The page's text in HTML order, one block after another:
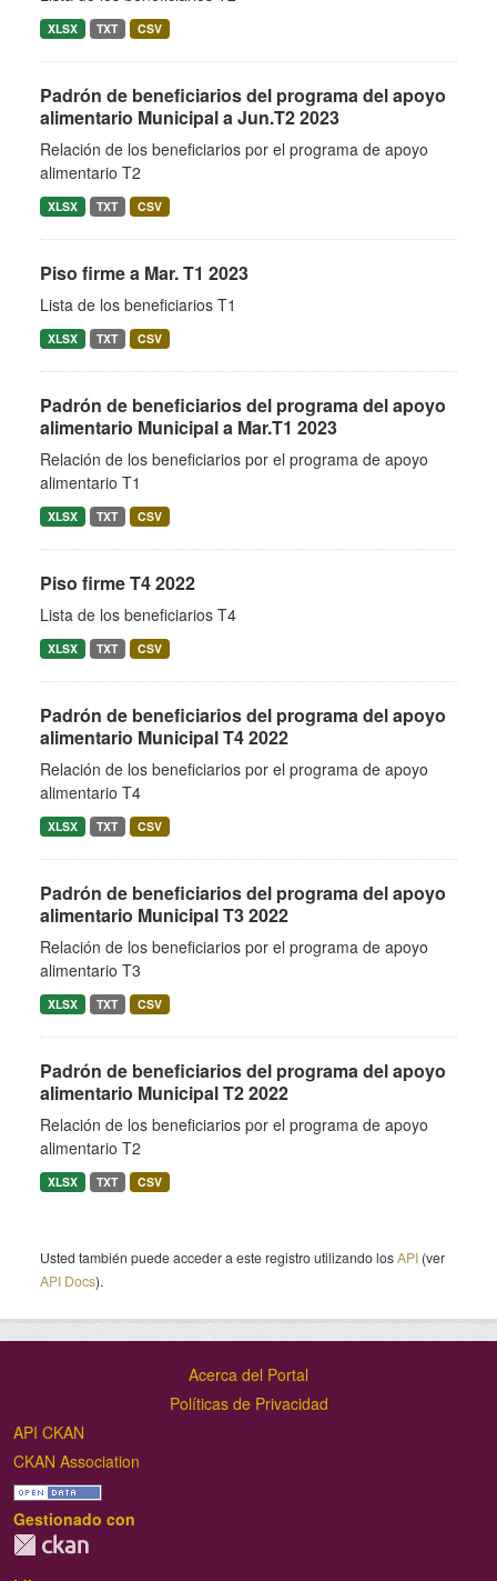
XLSX TXT CSV
Padrón de beneficiarios del programa del apoyo
alimentario Municipal a Jun.T2 2023
Relación de los beneficiarios por el programa de apoyo
alimentario T2
XLSX TXT CSV
Piso firme a Mar. T1 2023
Lista de los beneficiarios T1
XLSX TXT CSV
Padrón de beneficiarios del programa del apoyo
alimentario Municipal a Mar.T1 2023
Relación de los beneficiarios por el programa de apoyo
alimentario T1
XLSX TXT CSV
Piso firme T4 2022
Lista de los beneficiarios T4
XLSX TXT CSV
Padrón de beneficiarios del programa del apoyo
alimentario Municipal T4 2022
Relación de los beneficiarios por el programa de apoyo
alimentario T4
XLSX TXT CSV
Padrón de beneficiarios del programa del apoyo
alimentario Municipal T3 2022
Relación de los beneficiarios por el programa de apoyo
alimentario T3
XLSX TXT CSV
Padrón de beneficiarios del programa del apoyo
alimentario Municipal T2 2022
Relación de los beneficiarios por el programa de apoyo
alimentario T2
XLSX TXT CSV
Usted también puede acceder a este registro utilizando losAPI (ver
API Docs).
Acerca del Portal
Políticas de Privacidad
API CKAN
CKAN Association
Gestionado con